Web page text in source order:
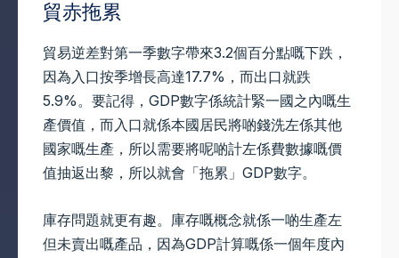
貿赤拖累
貿易逆差對第一季數字帶來3.2個百分點嘅下跌，
因為入口按季增長高達17.7%，而出口就跌
5.9%。要記得，GDP數字係統計緊一國之內嘅生
產價值，而入口就係本國居民將啲錢洗左係其他
國家嘅生產，所以需要將呢啲計左係費數據嘅價
值抽返出黎，所以就會「拖累」GDP數字。
庫存問題就更有趣。庫存嘅概念就係一啲生產左
但未賣出嘅產品，因為GDP計算嘅係一個年度內